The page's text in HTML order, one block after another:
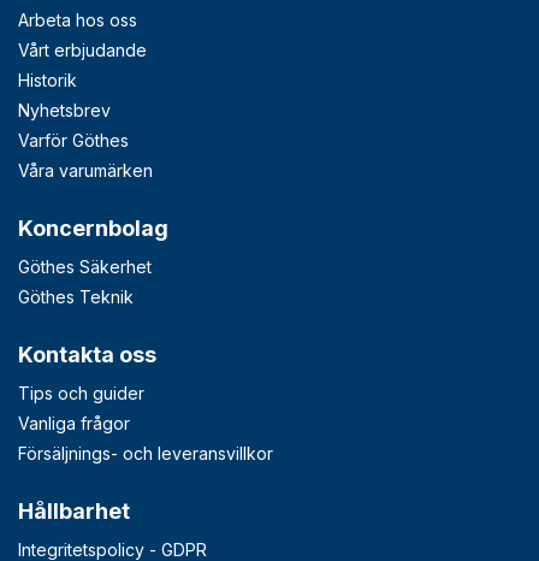
Arbeta hos oss
Vårt erbjudande
Historik
Nyhetsbrev
Varför Göthes
Våra varumärken
Koncernbolag
Göthes Säkerhet
Göthes Teknik
Kontakta oss
Tips och guider
Vanliga frågor
Försäljnings- och leveransvillkor
Hållbarhet
Integritetspolicy - GDPR